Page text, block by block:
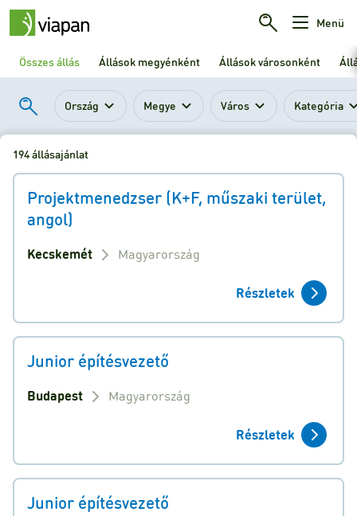
Menü
Összes állás Állások megyénként Állások városonként
Ország Megye Város Kategória
194 állásajánlat
Projektmenedzser (K+F, műszaki terület,
angol)
Kecskemét Magyarország
Részletek
Junior építésvezető
Budapest Magyarország
Részletek
Junior építésvezető